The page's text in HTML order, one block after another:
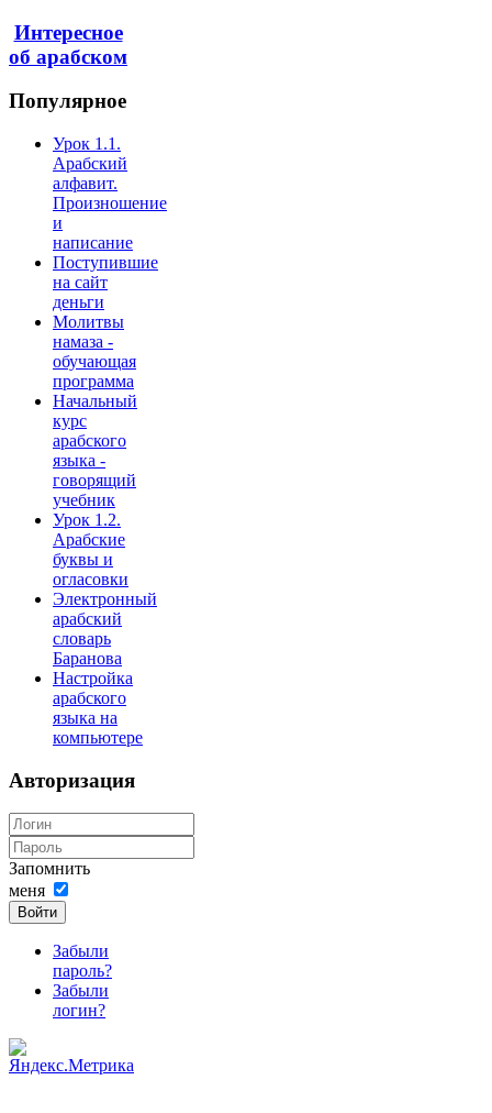
Интересное
об арабском
Популярное
Урок 1.1.
Арабский
алфавит.
Произношение
и
написание
Поступившие
на сайт
деньги
Молитвы
намаза -
обучающая
программа
Начальный
курс
арабского
языка -
говорящий
учебник
Урок 1.2.
Арабские
буквы и
огласовки
Электронный
арабский
словарь
Баранова
Настройка
арабского
языка на
компьютере
Авторизация
Запомнить
меня
Войти
Забыли
пароль?
Забыли
логин?